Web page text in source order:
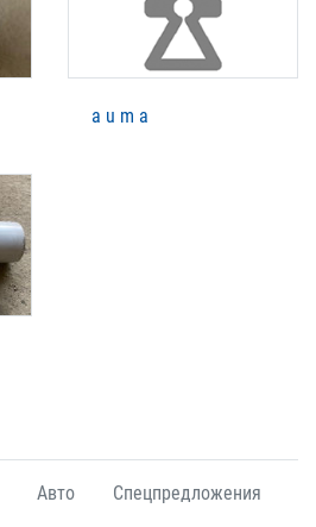
a u m a
Авто Спецпредложения